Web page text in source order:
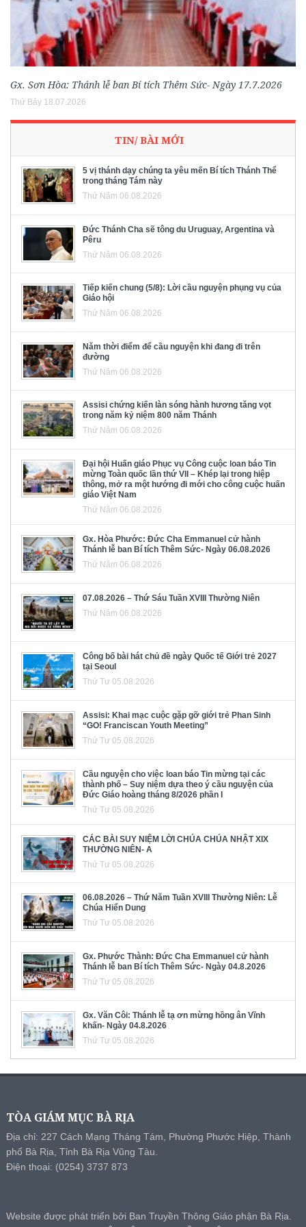
Gx. Sơn Hòa: Thánh lễ ban Bí tích Thêm Sức- Ngày 17.7.2026
Thứ Bảy 18.07.2026
TIN/ BÀI MỚI
5 vị thánh dạy chúng ta yêu mến Bí tích Thánh Thể
trong tháng Tám này
Thứ Năm 06.08.2026
Đức Thánh Cha sẽ tông du Uruguay, Argentina và
Pêru
Thứ Năm 06.08.2026
Tiếp kiến chung (5/8): Lời cầu nguyện phụng vụ của
Giáo hội
Thứ Năm 06.08.2026
Năm thời điểm để cầu nguyện khi đang đi trên
đường
Thứ Năm 06.08.2026
Assisi chứng kiến làn sóng hành hương tăng vọt
trong năm kỷ niệm 800 năm Thánh
Thứ Năm 06.08.2026
Đại hội Huấn giáo Phục vụ Công cuộc loan báo Tin
mừng Toàn quốc lần thứ VII – Khép lại trong hiệp
thông, mở ra một hướng đi mới cho công cuộc huấn
giáo Việt Nam
Thứ Năm 06.08.2026
Gx. Hòa Phước: Đức Cha Emmanuel cử hành
Thánh lễ ban Bí tích Thêm Sức- Ngày 06.08.2026
Thứ Năm 06.08.2026
07.08.2026 – Thứ Sáu Tuần XVIII Thường Niên
Thứ Năm 06.08.2026
Công bố bài hát chủ đề ngày Quốc tế Giới trẻ 2027
tại Seoul
Thứ Tư 05.08.2026
Assisi: Khai mạc cuộc gặp gỡ giới trẻ Phan Sinh
“GO! Franciscan Youth Meeting”
Thứ Tư 05.08.2026
Cầu nguyện cho việc loan báo Tin mừng tại các
thành phố – Suy niệm dựa theo ý cầu nguyện của
Đức Giáo hoàng tháng 8/2026 phần I
Thứ Tư 05.08.2026
CÁC BÀI SUY NIỆM LỜI CHÚA CHÚA NHẬT XIX
THƯỜNG NIÊN- A
Thứ Tư 05.08.2026
06.08.2026 – Thứ Năm Tuần XVIII Thường Niên: Lễ
Chúa Hiển Dung
Thứ Tư 05.08.2026
Gx. Phước Thành: Đức Cha Emmanuel cử hành
Thánh lễ ban Bí tích Thêm Sức- Ngày 04.8.2026
Thứ Tư 05.08.2026
Gx. Văn Côi: Thánh lễ tạ ơn mừng hồng ân Vĩnh
khấn- Ngày 04.8.2026
Thứ Tư 05.08.2026
TÒA GIÁM MỤC BÀ RỊA
Địa chỉ: 227 Cách Mạng Tháng Tám, Phường Phước Hiệp, Thành
phố Bà Rịa, Tỉnh Bà Rịa Vũng Tàu.
Điện thoại: (0254) 3737 873
Website được phát triển bởi Ban Truyền Thông Giáo phận Bà Rịa.